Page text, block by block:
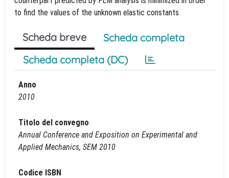
to find the values of the unknown elastic constants
Scheda breve
Scheda completa
Scheda completa (DC)
Anno
2010
Titolo del convegno
Annual Conference and Exposition on Experimental and
Applied Mechanics, SEM 2010
Codice ISBN